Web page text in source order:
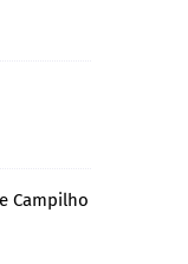
Campilho